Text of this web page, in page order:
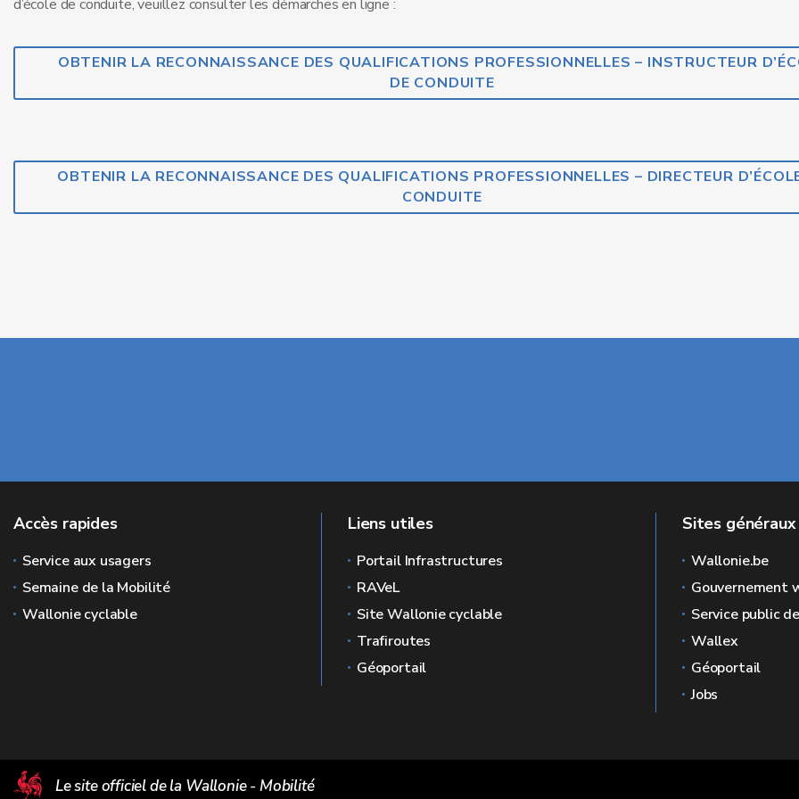
d’école de conduite, veuillez consulter les démarches en ligne :
OBTENIR LA RECONNAISSANCE DES QUALIFICATIONS PROFESSIONNELLES – INSTRUCTEUR
DE CONDUITE
OBTENIR LA RECONNAISSANCE DES QUALIFICATIONS PROFESSIONNELLES – DIRECTEUR
CONDUITE
Accès rapides
Service aux usagers
Semaine de la Mobilité
Wallonie cyclable
Liens utiles
Portail Infrastructures
RAVeL
Site Wallonie cyclable
Trafiroutes
Géoportail
Sites
Wallonie.be
Gouvernement
Service public
Wallex
Géoportail
Jobs
Le site officiel de la Wallonie - Mobilité